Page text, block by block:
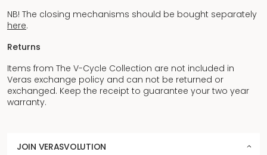
NB! The closing mechanisms should be bought separately
here.
Returns
Items from The V-Cycle Collection are not included in
Veras exchange policy and can not be returned or
exchanged. Keep the receipt to guarantee your two year
warranty.
JOIN VERASVOLUTION